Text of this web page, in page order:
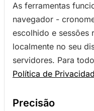
As ferramentas
navegador -
escolhido e sessões
localmente no seu
servidores. Para
Política de
Precisão